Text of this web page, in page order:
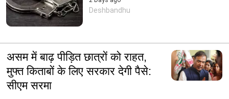
Deshbandhu
असम में बाढ़ पीड़ित छात्रों को राहत,
मुफ्त किताबों के लिए सरकार देगी पैसे:
सीएम सरमा